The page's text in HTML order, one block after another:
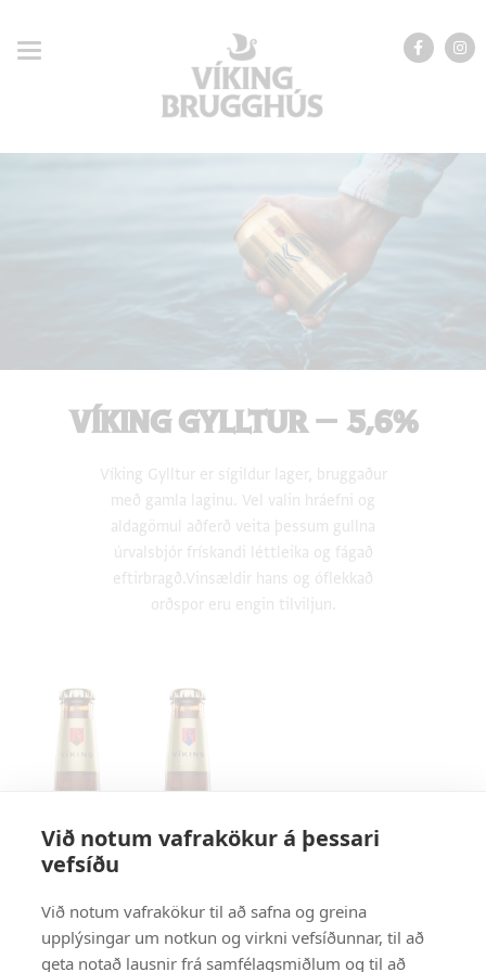
VÍKING GYLLTUR – 5,6%
Víking Gylltur er sígildur lager, bruggaður
með gamla laginu. Vel valin hráefni og
aldagömul aðferð veita þessum gullna
úrvalsbjór frískandi léttleika og fágað
eftirbragð.Vinsældir hans og óflekkað
orðspor eru engin tilviljun.
Við notum vafrakökur á þessari
vefsíðu
Við notum vafrakökur til að safna og greina
upplýsingar um notkun og virkni vefsíðunnar, til að
geta notað lausnir frá samfélagsmiðlum og til að